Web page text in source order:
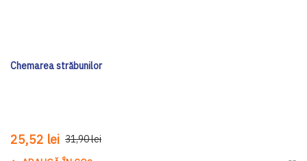
Chemarea străbunilor
25,52 lei 31,90 lei